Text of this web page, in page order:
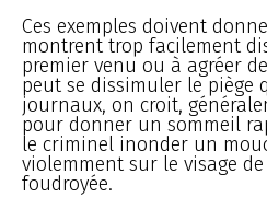
Ces exemples doivent
montrent trop facilement
premier venu ou à agréer
peut se dissimuler le piège
journaux, on croit,
pour donner un sommeil
le criminel inonder un
violemment sur le visage
foudroyée.